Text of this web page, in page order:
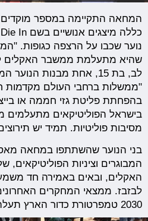
המחאה התקיימה במספר מוקדים
נוער שכבו על הרצפה כגופות.
שהיא מתעלמת ממשבר האקלים
לב, בת 15, אחת מבנות
"ממשלות ברחבי העולם מקדמות
בהפחתת פליטת גזי חממה או
בישראל הפוליטיקאים מתעלמים
מסיבות פוליטיות. תמיד יש
בני הנוער שהשתתפו במחאה
המבוגרים וציניות
האקלים, ובאים באמירה חד
לבזבז. ממצאי המחקרים
2030 טמפרטורת כדור הארץ תעלה לרמות בלתי הפיכות.